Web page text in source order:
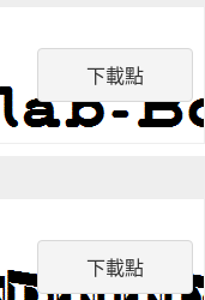
下載點
下載點